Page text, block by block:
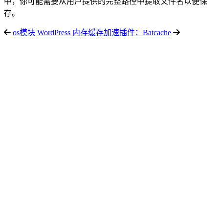
存。
os模块 WordPress 内存缓存加速插件：Batcache